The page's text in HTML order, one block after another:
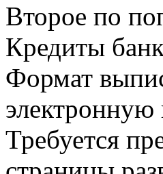
Второе по
Кредиты
Формат
электронную
Требуется